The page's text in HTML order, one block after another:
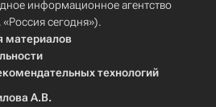
информационное агентство
сегодня»).
материалов
технологий
А.В.